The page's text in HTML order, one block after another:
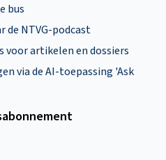
bus
de NTVG-podcast
voor artikelen en dossiers
via de AI-toepassing 'Ask